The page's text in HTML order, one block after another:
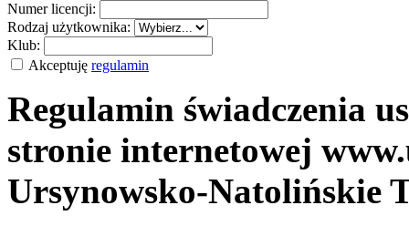
Numer licencji:
Rodzaj użytkownika:
Klub:
Akceptuję regulamin
Regulamin świadczenia
stronie internetowej
Ursynowsko-Natolińskie